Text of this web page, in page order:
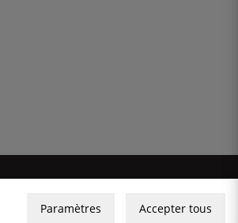
Paramètres Accepter tous